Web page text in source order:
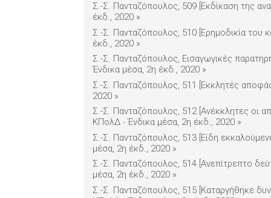
Σ.-Σ. Πανταζόπουλος, 509 [Εκδίκαση της
έκδ., 2020 »
Σ.-Σ. Πανταζόπουλος, 510 [Ερημοδικία του
έκδ., 2020 »
Σ.-Σ. Πανταζόπουλος, Εισαγωγικές
Ένδικα μέσα, 2η έκδ., 2020 »
Σ.-Σ. Πανταζόπουλος, 511 [Εκκλητές
2020 »
Σ.-Σ. Πανταζόπουλος, 512 [Ανέκκλητες οι
ΚΠολΔ - Ένδικα μέσα, 2η έκδ., 2020 »
Σ.-Σ. Πανταζόπουλος, 513 [Είδη
μέσα, 2η έκδ., 2020 »
Σ.-Σ. Πανταζόπουλος, 514 [Ανεπίτρεπτο
μέσα, 2η έκδ., 2020 »
Σ.-Σ. Πανταζόπουλος, 515 [Καταργήθηκε